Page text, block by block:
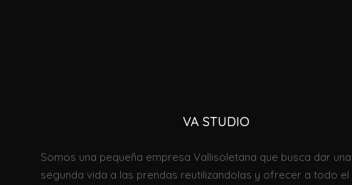
VA STUDIO
Somos una pequeña empresa Vallisoletana que busca dar una
segunda vida a las prendas reutilizandolas y ofrecer a todo el